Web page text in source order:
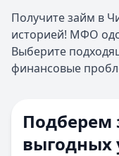
Получите займ в
историей! МФО
Выберите
финансовые пробл
Подберем
выгодных